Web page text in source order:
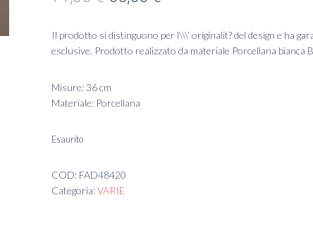
originale
71,80 €.
attuale
Il prodotto si distinguono per l\\\’ originalit? del design e ha
esclusive. Prodotto realizzato da materiale Porcellana bianca
Misure: 36 cm
Materiale: Porcellana
Esaurito
COD: FAD48420
Categoria:VARIE